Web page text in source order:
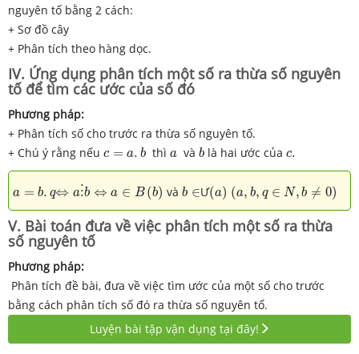
nguyên tố bằng 2 cách:
+ Sơ đồ cây
+ Phân tích theo hàng dọc.
IV. Ứng dụng phân tích một số ra thừa số nguyên
tố để tìm các ước của số đó
Phương pháp:
+ Phân tích số cho trước ra thừa số nguyên tố.
+ Chú ý rằng nếu c = a. b
c .b thìa
a vàb
b là hai ước củac.
c
a = b. q
a .q ⇔ a⋮b ⇔ a ∈ B (b) vàb ∈
b ∈Ư(a)
(a) (a, b, q ∈ N, b ≠ 0)
(a, b, q∈N,b ≠0 )
V. Bài toán đưa về việc phân tích một số ra thừa
số nguyên tố
Phương pháp:
Phân tích đề bài, đưa về việc tìm ước của một số cho trước
bằng cách phân tích số đó ra thừa số nguyên tố.
Luyện bài tập vận dụng tại đây!